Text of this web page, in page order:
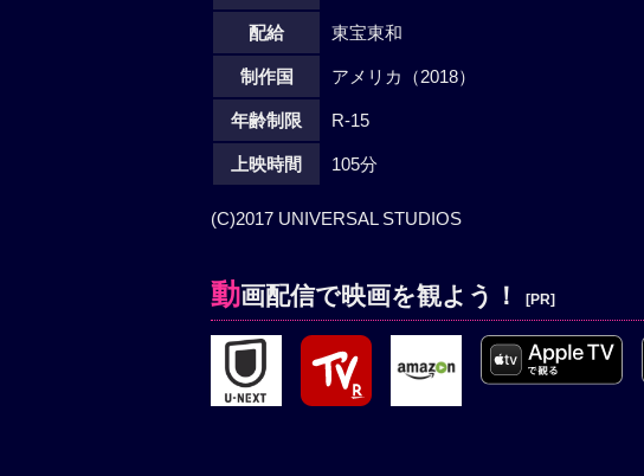
配給 東宝東和
制作国 アメリカ（2018）
年齢制限 R-15
上映時間 105分
(C)2017 UNIVERSAL STUDIOS
動画配信で映画を観よう！ [PR]